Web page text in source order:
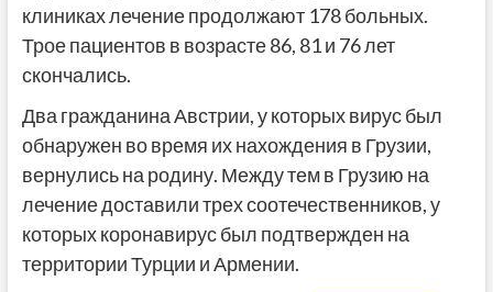
клиниках лечение продолжают 178 больных.
Трое пациентов в возрасте 86, 81 и 76 лет
скончались.
Два гражданина Австрии, у которых вирус был
обнаружен во время их нахождения в Грузии,
вернулись на родину. Между тем в Грузию на
лечение доставили трех соотечественников, у
которых коронавирус был подтвержден на
территории Турции и Армении.